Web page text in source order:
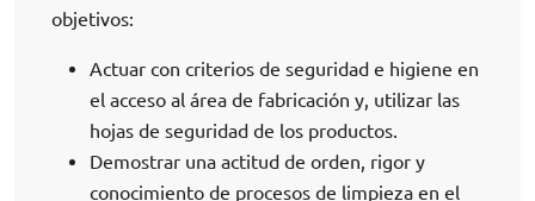
objetivos:
Actuar con criterios de seguridad e higiene en
el acceso al área de fabricación y, utilizar las
hojas de seguridad de los productos.
Demostrar una actitud de orden, rigor y
conocimiento de procesos de limpieza en el